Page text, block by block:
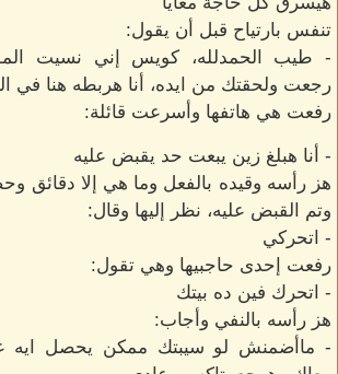
تنفس بارتياح قبل أن يقول:
- طيب الحمدلله، كويس إني نسيت
رجعت ولحقتك من ايده، أنا هربطه هنا في
رفعت هي هاتفها وأسرعت قائلة:
- أنا هبلغ زين يبعت حد يقبض عليه
هز رأسه وقيده بالفعل وما هي إلا
وتم القبض عليه، نظر إليها وقال:
- اتحركي
رفعت إحدى حاجبيها وهي تقول:
- اتحرك فين ده بيتك
هز رأسه بالنفي وأجاب:
- ماأضمنش لو سيبتك ممكن يحصل ايه